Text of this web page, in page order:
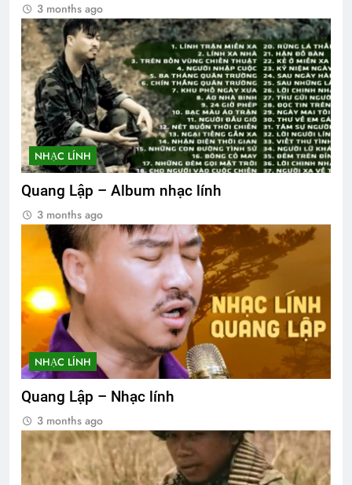
3 months ago
NHẠC LÍNH
Quang Lập – Album nhạc lính
3 months ago
NHẠC LÍNH
Quang Lập – Nhạc lính
3 months ago